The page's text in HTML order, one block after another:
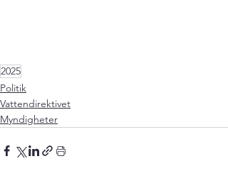
2025
Politik
Vattendirektivet
Myndigheter